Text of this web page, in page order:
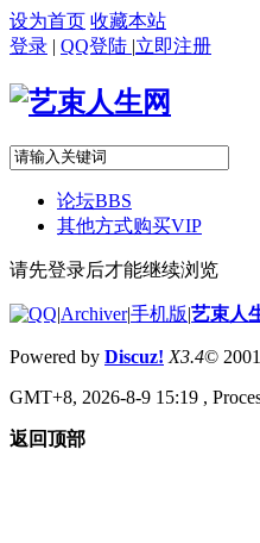
设为首页 收藏本站
登录 | QQ登陆 |立即注册
论坛BBS
其他方式购买VIP
请先登录后才能继续浏览
|Archiver|手机版|艺束人
Powered by Discuz! X3.4©
GMT+8, 2026-8-9 15:19 ,
返回顶部